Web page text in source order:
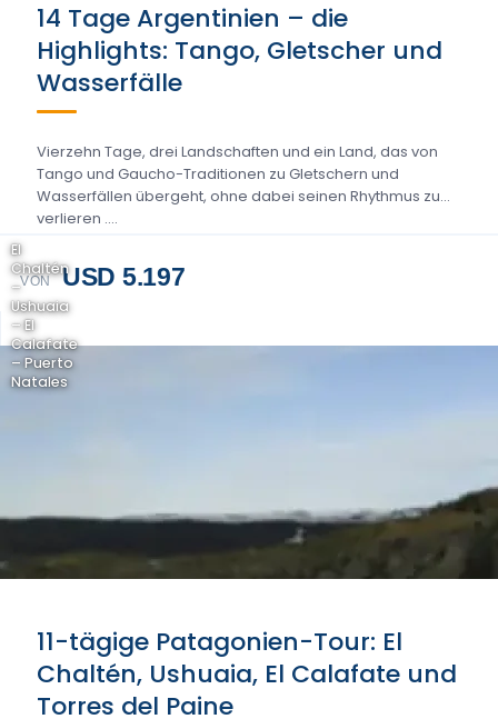
14 Tage Argentinien – die
Highlights: Tango, Gletscher und
Wasserfälle
Vierzehn Tage, drei Landschaften und ein Land, das von
Tango und Gaucho-Traditionen zu Gletschern und
Wasserfällen übergeht, ohne dabei seinen Rhythmus zu
verlieren ….
VON USD 5.197
El
Chaltén
–
Ushuaia
– El
Calafate
– Puerto
Natales
11-tägige Patagonien-Tour: El
Chaltén, Ushuaia, El Calafate und
Torres del Paine